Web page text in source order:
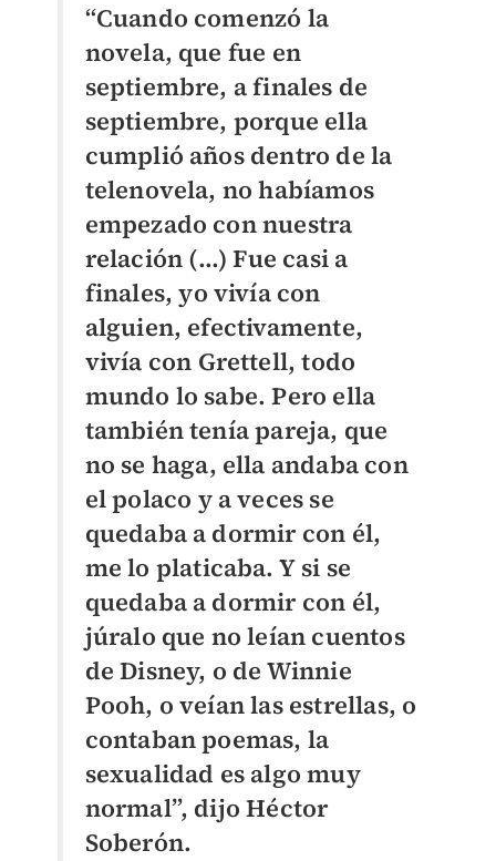
“Cuando comenzó la
novela, que fue en
septiembre, a finales de
septiembre, porque ella
cumplió años dentro de la
telenovela, no habíamos
empezado con nuestra
relación (...) Fue casi a
finales, yo vivía con
alguien, efectivamente,
vivía con Grettell, todo
mundo lo sabe. Pero ella
también tenía pareja, que
no se haga, ella andaba con
el polaco y a veces se
quedaba a dormir con él,
me lo platicaba. Y si se
quedaba a dormir con él,
júralo que no leían cuentos
de Disney, o de Winnie
Pooh, o veían las estrellas, o
contaban poemas, la
sexualidad es algo muy
normal”, dijo Héctor
Soberón.